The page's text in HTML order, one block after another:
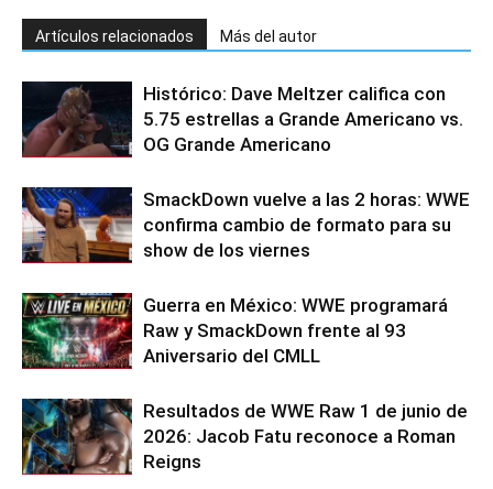
Artículos relacionados Más del autor
Histórico: Dave Meltzer califica con
5.75 estrellas a Grande Americano vs.
OG Grande Americano
SmackDown vuelve a las 2 horas: WWE
confirma cambio de formato para su
show de los viernes
Guerra en México: WWE programará
Raw y SmackDown frente al 93
Aniversario del CMLL
Resultados de WWE Raw 1 de junio de
2026: Jacob Fatu reconoce a Roman
Reigns